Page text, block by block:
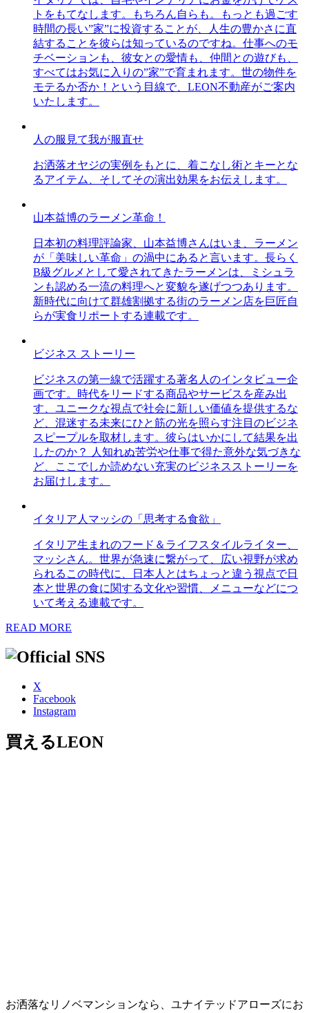
トをもてなします。もちろん自らも。もっとも過ごす
時間の長い”家”に投資することが、人生の豊かさに直
結することを彼らは知っているのですね。仕事へのモ
チベーションも、彼女との愛情も、仲間との遊びも、
すべてはお気に入りの”家”で育まれます。世の物件を
モテるか否か！という目線で、LEON不動産がご案内
いたします。
人の服見て我が服直せ
お洒落オヤジの実例をもとに、着こなし術とキーとな
るアイテム、そしてその演出効果をお伝えします。
山本益博のラーメン革命！
日本初の料理評論家、山本益博さんはいま、ラーメン
が「美味しい革命」の渦中にあると言います。長らく
B級グルメとして愛されてきたラーメンは、ミシュラ
ンも認める一流の料理へと変貌を遂げつつあります。
新時代に向けて群雄割拠する街のラーメン店を巨匠自
らが実食リポートする連載です。
ビジネス ストーリー
ビジネスの第一線で活躍する著名人のインタビュー企
画です。時代をリードする商品やサービスを産み出
す、ユニークな視点で社会に新しい価値を提供するな
ど、混迷する未来にひと筋の光を照らす注目のビジネ
スピープルを取材します。彼らはいかにして結果を出
したのか？ 人知れぬ苦労や仕事で得た意外な気づきな
ど、ここでしか読めない充実のビジネスストーリーを
お届けします。
イタリア人マッシの「思考する食欲」
イタリア生まれのフード＆ライフスタイルライター、
マッシさん。世界が急速に繋がって、広い視野が求め
られるこの時代に、日本人とはちょっと違う視点で日
本と世界の食に関する文化や習慣、メニューなどにつ
いて考える連載です。
READ MORE
X
Facebook
Instagram
買えるLEON
お洒落なリノベマンションなら、ユナイテッドアローズにお